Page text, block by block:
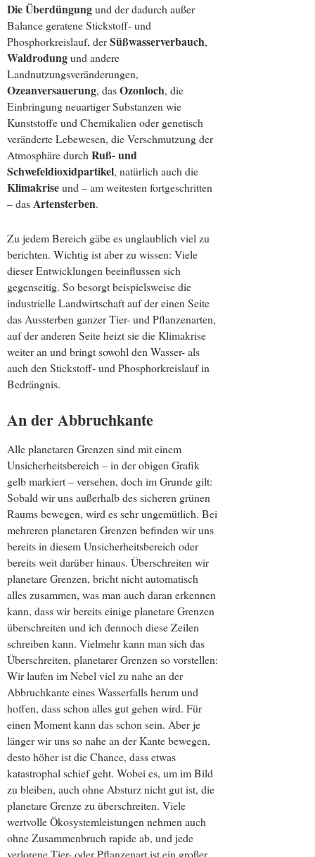
Die Überdüngungund der dadurch außer
Balance geratene Stickstoff- und
Phosphorkreislauf, derSüßwasserverbauch,
Waldrodungund andere
Landnutzungsveränderungen,
Ozeanversauerung, dasOzonloch, die
Einbringung neuartiger Substanzen wie
Kunststoffe und Chemikalien oder genetisch
veränderte Lebewesen, die Verschmutzung der
Atmosphäre durchRuß- und
Schwefeldioxidpartikel, natürlich auch die
Klimakriseund – am weitesten fortgeschritten
– dasArtensterben.
Zu jedem Bereich gäbe es unglaublich viel zu
berichten. Wichtig ist aber zu wissen: Viele
dieser Entwicklungen beeinflussen sich
gegenseitig. So besorgt beispielsweise die
industrielle Landwirtschaft auf der einen Seite
das Aussterben ganzer Tier- und Pflanzenarten,
auf der anderen Seite heizt sie die Klimakrise
weiter an und bringt sowohl den Wasser- als
auch den Stickstoff- und Phosphorkreislauf in
Bedrängnis.
An der Abbruchkante
Alle planetaren Grenzen sind mit einem
Unsicherheitsbereich – in der obigen Grafik
gelb markiert – versehen, doch im Grunde gilt:
Sobald wir uns außerhalb des sicheren grünen
Raums bewegen, wird es sehr ungemütlich. Bei
mehreren planetaren Grenzen befinden wir uns
bereits in diesem Unsicherheitsbereich oder
bereits weit darüber hinaus. Überschreiten wir
planetare Grenzen, bricht nicht automatisch
alles zusammen, was man auch daran erkennen
kann, dass wir bereits einige planetare Grenzen
überschreiten und ich dennoch diese Zeilen
schreiben kann. Vielmehr kann man sich das
Überschreiten, planetarer Grenzen so vorstellen:
Wir laufen im Nebel viel zu nahe an der
Abbruchkante eines Wasserfalls herum und
hoffen, dass schon alles gut gehen wird. Für
einen Moment kann das schon sein. Aber je
länger wir uns so nahe an der Kante bewegen,
desto höher ist die Chance, dass etwas
katastrophal schief geht. Wobei es, um im Bild
zu bleiben, auch ohne Absturz nicht gut ist, die
planetare Grenze zu überschreiten. Viele
wertvolle Ökosystemleistungen nehmen auch
ohne Zusammenbruch rapide ab, und jede
verlorene Tier- oder Pflanzenart ist ein großer